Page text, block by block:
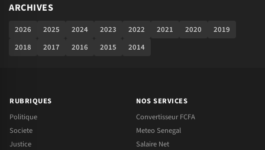
ARCHIVES
2026 2025 2024 2023 2022 2021 2020
2019
2018
2017 2016 2015 2014
RUBRIQUES
Politique
Societe
Justice
NOS SERVICES
Convertisseur FCFA
Meteo Senegal
Salaire Net